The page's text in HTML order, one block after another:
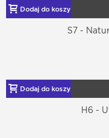
Dodaj do koszyka
S7 -
Dodaj do koszyka
H6 -